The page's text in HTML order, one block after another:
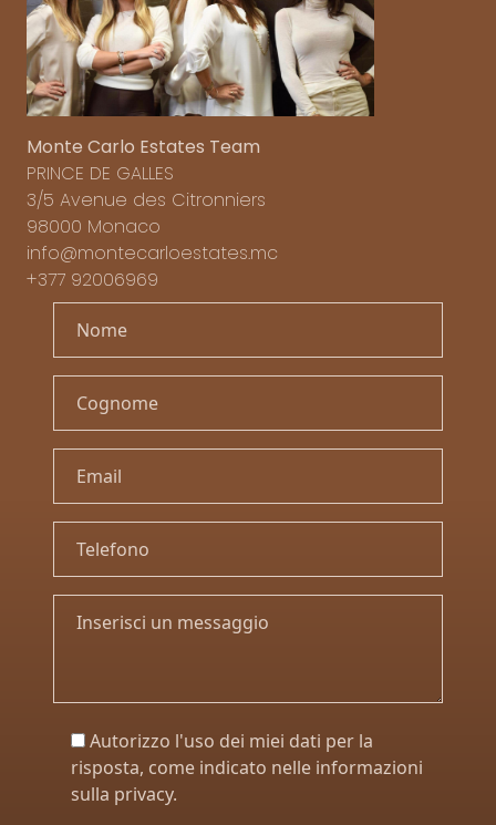
Monte Carlo Estates Team
PRINCE DE GALLES
3/5 Avenue des Citronniers
98000 Monaco
info@montecarloestates.mc
+377 92006969
Autorizzo l'uso dei miei dati per la
risposta, come indicato nelle informazioni
sulla privacy.